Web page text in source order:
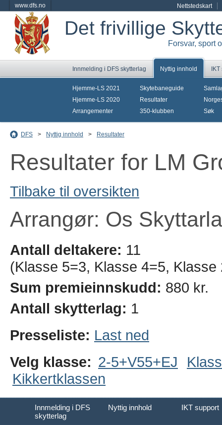
www.dfs.no Nettstedskart
Det frivillige
Forsvar, sport
Innmelding i DFS skytterlag Nyttig innhold
Hjemme-LS 2021
Hjemme-LS 2020
Arrangementer
Skytebaneguide
Resultater
350-klubben
Søk
DFS > Nyttig innhold > Resultater
Resultater for LM
Tilbake til oversikten
Arrangør: Os
Antall deltakere: 11
(Klasse 5=3, Klasse 4=5,
Sum premieinnskudd: 880 kr.
Antall skytterlag: 1
Presseliste: Last ned
Velg klasse: 2-5+V55+EJ
Kikkertklassen
Innmelding i DFS
skytterlag
Nyttig innhold IKT support